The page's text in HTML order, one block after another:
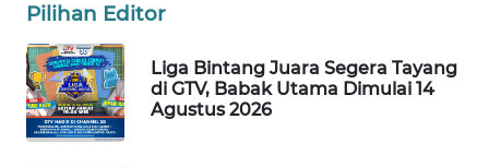
Pilihan Editor
Liga Bintang Juara Segera Tayang
di GTV, Babak Utama Dimulai 14
Agustus 2026
WAHANANEWS
ID
WAHANANEWS
CO ID